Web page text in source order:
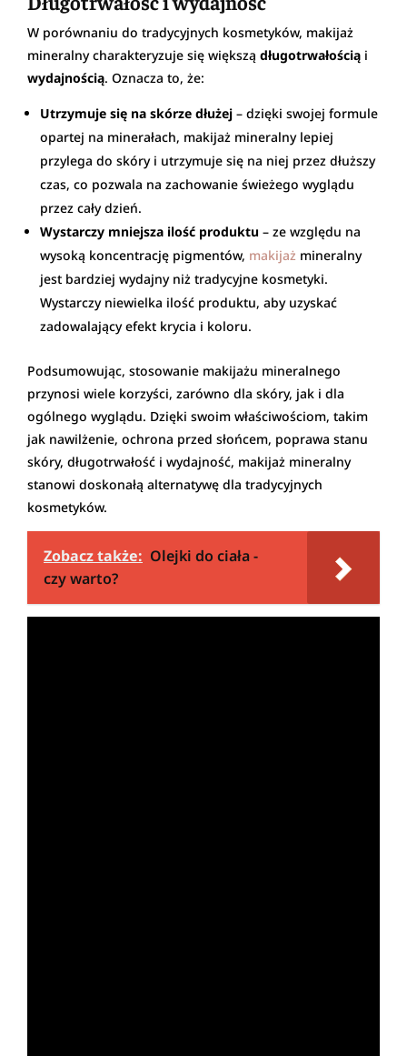
W porównaniu do tradycyjnych kosmetyków, makijaż
mineralny charakteryzuje się większą długotrwałością i
wydajnością. Oznacza to, że:
Utrzymuje się na skórze dłużej – dzięki swojej formule
opartej na minerałach, makijaż mineralny lepiej
przylega do skóry i utrzymuje się na niej przez dłuższy
czas, co pozwala na zachowanie świeżego wyglądu
przez cały dzień.
Wystarczy mniejsza ilość produktu – ze względu na
wysoką koncentrację pigmentów, makijaż mineralny
jest bardziej wydajny niż tradycyjne kosmetyki.
Wystarczy niewielka ilość produktu, aby uzyskać
zadowalający efekt krycia i koloru.
Podsumowując, stosowanie makijażu mineralnego
przynosi wiele korzyści, zarówno dla skóry, jak i dla
ogólnego wyglądu. Dzięki swoim właściwościom, takim
jak nawilżenie, ochrona przed słońcem, poprawa stanu
skóry, długotrwałość i wydajność, makijaż mineralny
stanowi doskonałą alternatywę dla tradycyjnych
kosmetyków.
Zobacz także: Olejki do ciała -
czy warto?